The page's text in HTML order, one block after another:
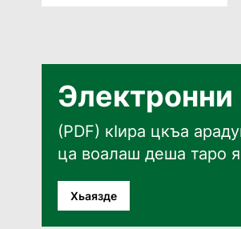
Электронни
(PDF) кӀира цкъа
ца воалаш деша таро я
Хьаязде